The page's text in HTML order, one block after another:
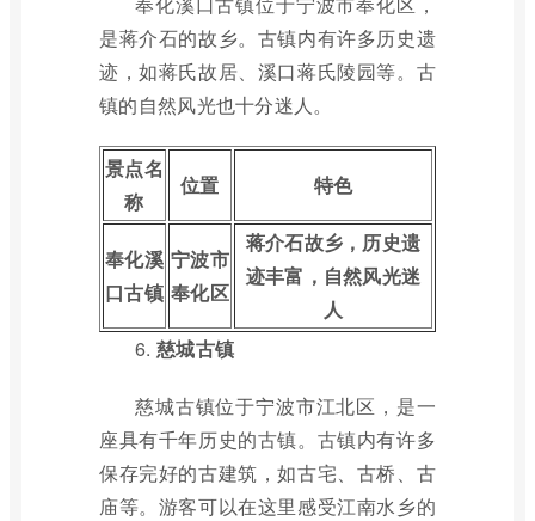
是蒋介石的故乡。古镇内有许多历史遗
迹，如蒋氏故居、溪口蒋氏陵园等。古
镇的自然风光也十分迷人。
景点名
称
位置 特色
奉化溪
口古镇
宁波市
奉化区
蒋介石故乡，历史遗
迹丰富，自然风光迷
人
6. 慈城古镇
慈城古镇位于宁波市江北区，是一
座具有千年历史的古镇。古镇内有许多
保存完好的古建筑，如古宅、古桥、古
庙等。游客可以在这里感受江南水乡的